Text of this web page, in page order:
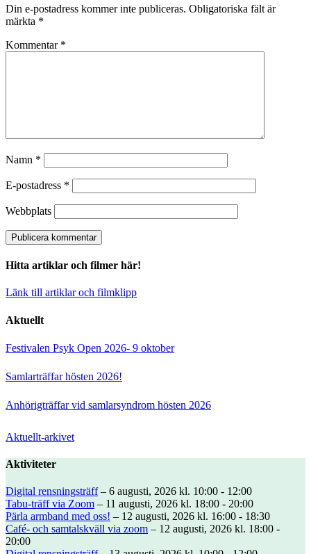
Din e-postadress kommer inte publiceras. Obligatoriska fält är
märkta *
Kommentar *
Namn *
E-postadress *
Webbplats
Hitta artiklar och filmer här!
Länk till artiklar och filmklipp
Aktuellt
Festivalen Psyk Open 2026- 9 oktober
Samlarträffar hösten 2026!
Anhörigträffar vid samlarsyndrom hösten 2026
Aktuellt-arkivet
Aktiviteter
Digital rensningsträff– 6 augusti, 2026 kl. 10:00 - 12:00
Tabu-träff via Zoom – 11 augusti, 2026 kl. 18:00 - 20:00
Pärla armband med oss! – 12 augusti, 2026 kl. 16:00 - 18:30
Café- och samtalskväll via zoom – 12 augusti, 2026 kl. 18:00 -
20:00